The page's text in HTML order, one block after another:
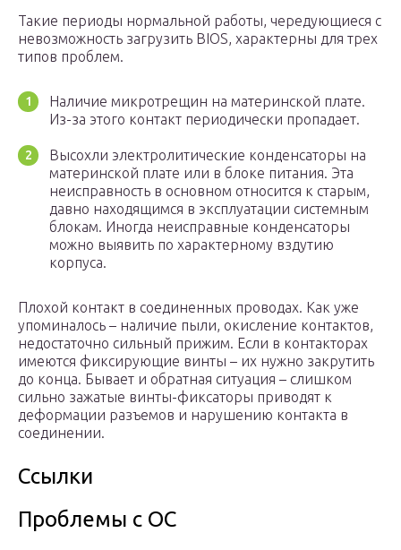
Такие периоды нормальной работы, чередующиеся с
невозможность загрузить BIOS, характерны для трех
типов проблем.
Наличие микротрещин на материнской плате.
Из-за этого контакт периодически пропадает.
Высохли электролитические конденсаторы на
материнской плате или в блоке питания. Эта
неисправность в основном относится к старым,
давно находящимся в эксплуатации системным
блокам. Иногда неисправные конденсаторы
можно выявить по характерному вздутию
корпуса.
Плохой контакт в соединенных проводах. Как уже
упоминалось – наличие пыли, окисление контактов,
недостаточно сильный прижим. Если в контакторах
имеются фиксирующие винты – их нужно закрутить
до конца. Бывает и обратная ситуация – слишком
сильно зажатые винты-фиксаторы приводят к
деформации разъемов и нарушению контакта в
соединении.
Ссылки
Проблемы с ОС